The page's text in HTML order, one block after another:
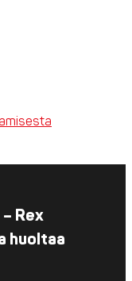
Rex
huoltaa